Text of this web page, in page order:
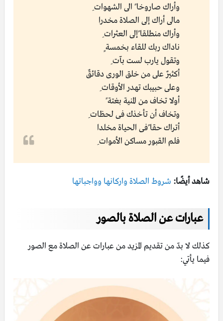
وأراك صاروخا ً الى الشهوات ِ
مالى أراك إلى الصلاة مخــدرا
وأراك منــطلقا ًإلى العثرات ِ
ناداك ربك للــقاء بخمســـة ٍ
وتقــول يارب لسـت بـآت ِ
أكثيرٌ على من خلق الورى دقائقٌ
وعـلى حبيبـك تهدر الأوقات ِ
أولا تخــاف من المنية بغتــة ً
وتخـاف أن تأخذك فى لحظات ِ
أتراك حقا ًفى الـحياة مخــلـدا
فـلم القـبور مساكن الأموات ِ
شاهد أيضًا: شروط الصلاة واركانها وواجباتها
عبارات عن الصلاة بالصور
كذلك لا بدّ من تقديم المزيد من عبارات عن الصلاة مع الصور
فيما يأتي: